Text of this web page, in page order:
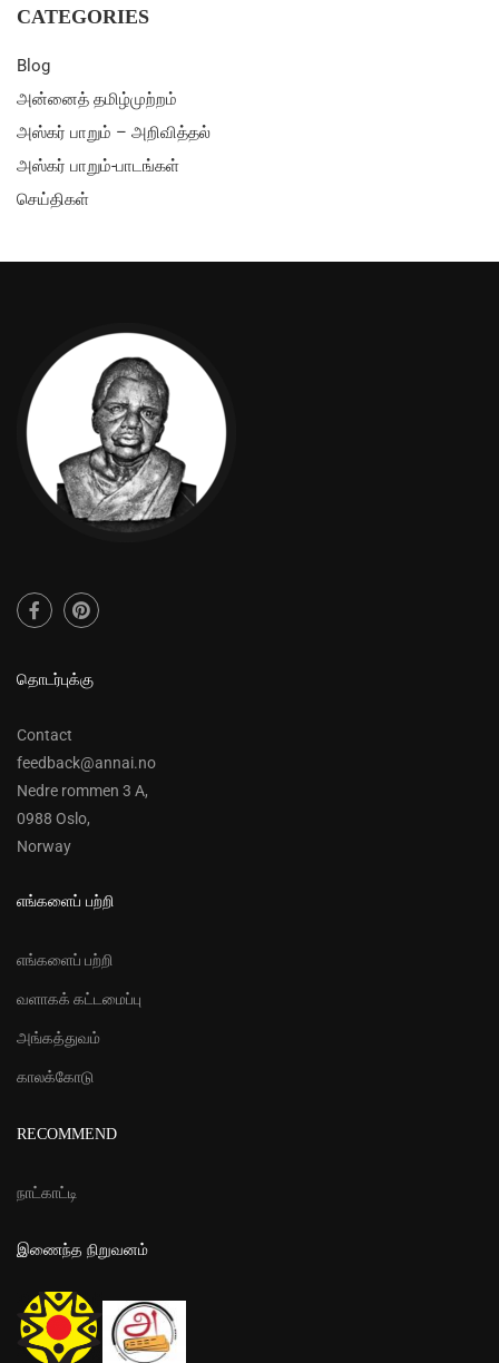
CATEGORIES
Blog
அன்னைத் தமிழ்முற்றம்
அஸ்கர் பாறும் – அறிவித்தல்
அஸ்கர் பாறும்-பாடங்கள்
செய்திகள்
தொடர்புக்கு
Contact
feedback@annai.no
Nedre rommen 3 A,
0988 Oslo,
Norway
எங்களைப் பற்றி
எங்களைப் பற்றி
வளாகக் கட்டமைப்பு
அங்கத்துவம்
காலக்கோடு
RECOMMEND
நாட்காட்டி
இணைந்த நிறுவனம்